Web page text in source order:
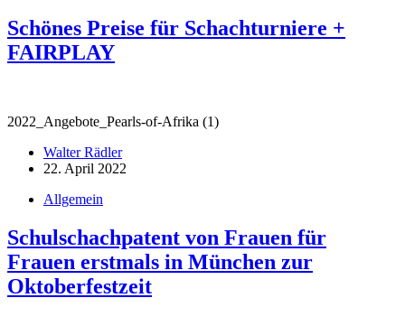
Schönes Preise für Schachturniere +
FAIRPLAY
2022_Angebote_Pearls-of-Afrika (1)
Walter Rädler
22. April 2022
Allgemein
Schulschachpatent von Frauen für
Frauen erstmals in München zur
Oktoberfestzeit